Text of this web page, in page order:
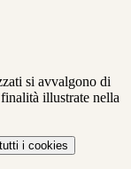
si avvalgono di
illustrate nella
i cookies